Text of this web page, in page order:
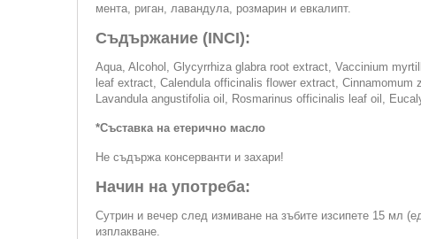
мента, риган, лавандула, розмарин и евкалипт.
Съдържание (INCI):
Aqua, Alcohol, Glycyrrhiza glabra root extract, Vaccinium
leaf extract, Calendula officinalis flower extract,
Lavandula angustifolia oil, Rosmarinus officinalis leaf oil,
*Съставка на етерично масло
Не съдържа консерванти и захари!
Начин на употреба:
Сутрин и вечер след измиване на зъбите изсипете 15 мл
изплакване.